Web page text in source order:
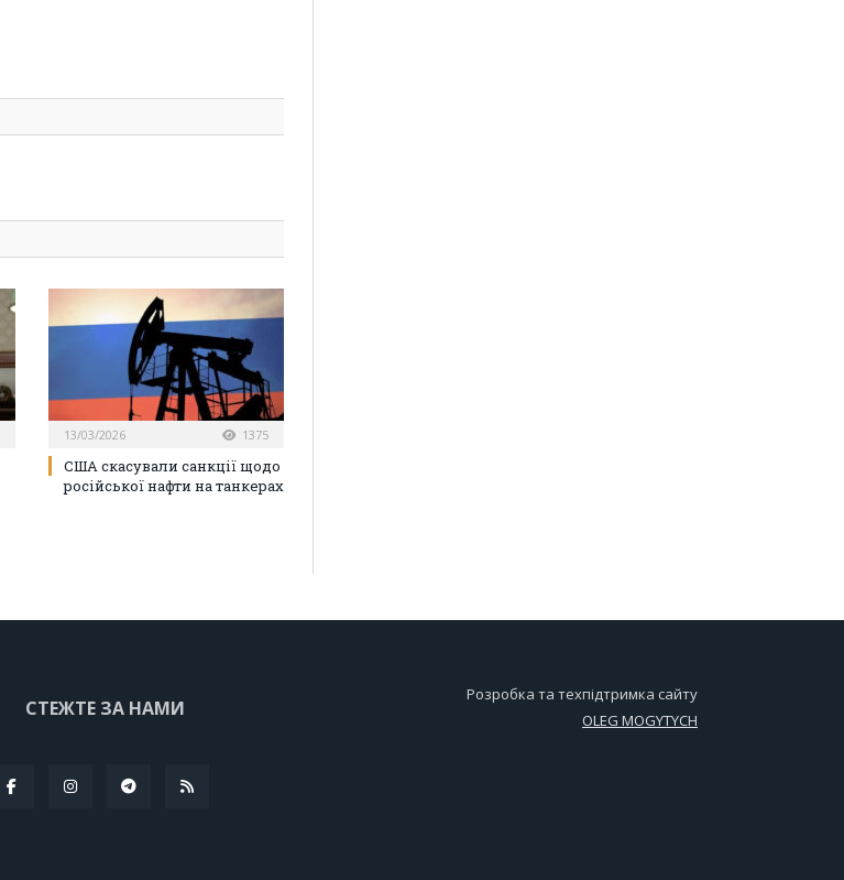
13/03/2026 1375
США скасували санкції щодо
російської нафти на танкерах
СТЕЖТЕ ЗА НАМИ
Розробка та техпідтримка сайту
OLEG MOGYTYCH